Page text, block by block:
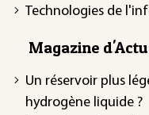
Technologies de
Magazine
Un réservoir plus
hydrogène liquide ?